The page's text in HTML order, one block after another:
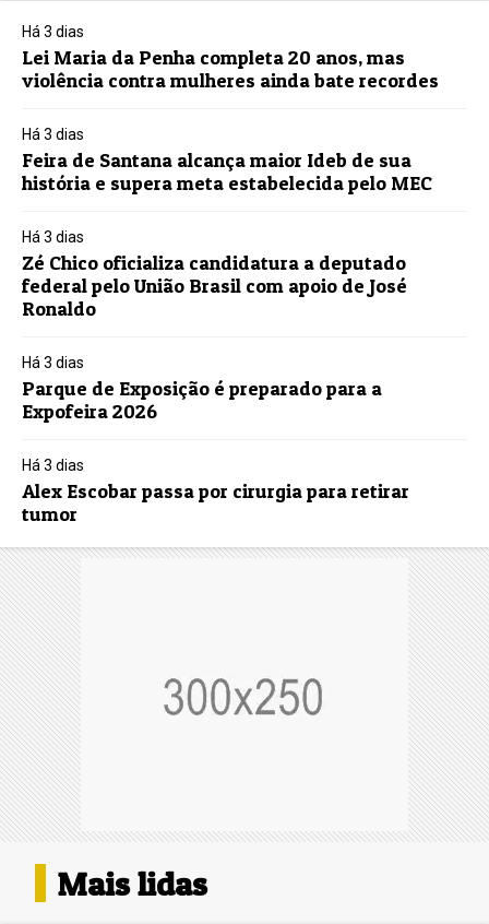
Há 3 dias
Lei Maria da Penha completa 20 anos, mas
violência contra mulheres ainda bate recordes
Há 3 dias
Feira de Santana alcança maior Ideb de sua
história e supera meta estabelecida pelo MEC
Há 3 dias
Zé Chico oficializa candidatura a deputado
federal pelo União Brasil com apoio de José
Ronaldo
Há 3 dias
Parque de Exposição é preparado para a
Expofeira 2026
Há 3 dias
Alex Escobar passa por cirurgia para retirar
tumor
Mais lidas